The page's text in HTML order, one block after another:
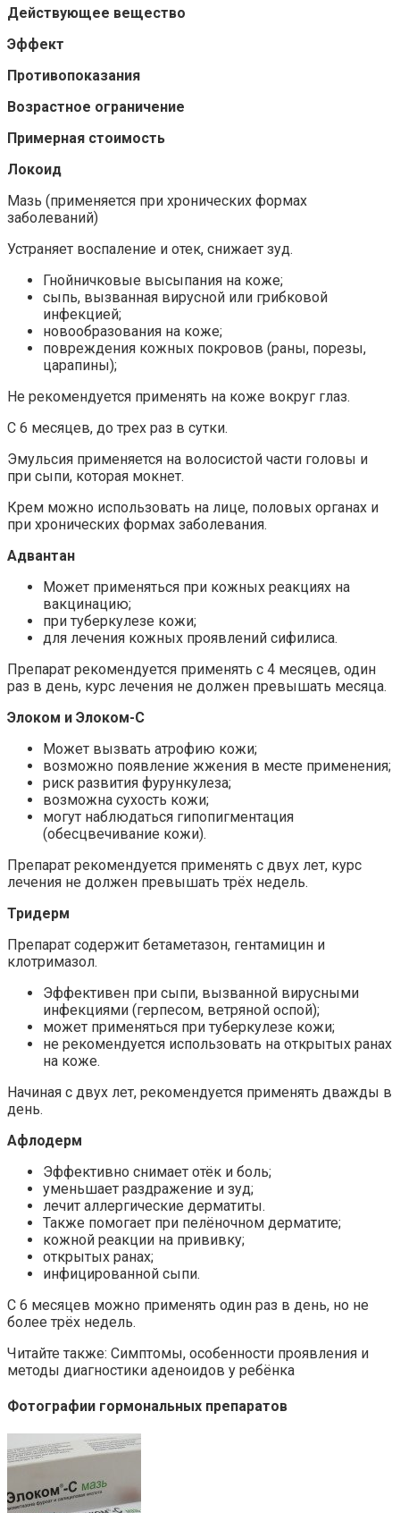
Действующее вещество
Эффект
Противопоказания
Возрастное ограничение
Примерная стоимость
Локоид
Мазь (применяется при хронических формах
заболеваний)
Устраняет воспаление и отек, снижает зуд.
Гнойничковые высыпания на коже;
сыпь, вызванная вирусной или грибковой
инфекцией;
новообразования на коже;
повреждения кожных покровов (раны, порезы,
царапины);
Не рекомендуется применять на коже вокруг глаз.
С 6 месяцев, до трех раз в сутки.
Эмульсия применяется на волосистой части головы и
при сыпи, которая мокнет.
Крем можно использовать на лице, половых органах и
при хронических формах заболевания.
Адвантан
Может применяться при кожных реакциях на
вакцинацию;
при туберкулезе кожи;
для лечения кожных проявлений сифилиса.
Препарат рекомендуется применять с 4 месяцев, один
раз в день, курс лечения не должен превышать месяца.
Элоком и Элоком-С
Может вызвать атрофию кожи;
возможно появление жжения в месте применения;
риск развития фурункулеза;
возможна сухость кожи;
могут наблюдаться гипопигментация
(обесцвечивание кожи).
Препарат рекомендуется применять с двух лет, курс
лечения не должен превышать трёх недель.
Тридерм
Препарат содержит бетаметазон, гентамицин и
клотримазол.
Эффективен при сыпи, вызванной вирусными
инфекциями (герпесом, ветряной оспой);
может применяться при туберкулезе кожи;
не рекомендуется использовать на открытых ранах
на коже.
Начиная с двух лет, рекомендуется применять дважды в
день.
Афлодерм
Эффективно снимает отёк и боль;
уменьшает раздражение и зуд;
лечит аллергические дерматиты.
Также помогает при пелёночном дерматите;
кожной реакции на прививку;
открытых ранах;
инфицированной сыпи.
С 6 месяцев можно применять один раз в день, но не
более трёх недель.
Читайте также: Симптомы, особенности проявления и
методы диагностики аденоидов у ребёнка
Фотографии гормональных препаратов